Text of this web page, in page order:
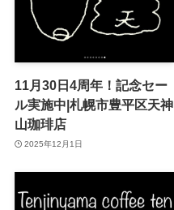
11月30日4周年！記念セー
ル実施中|札幌市豊平区天神
山珈琲店
2025年12月1日